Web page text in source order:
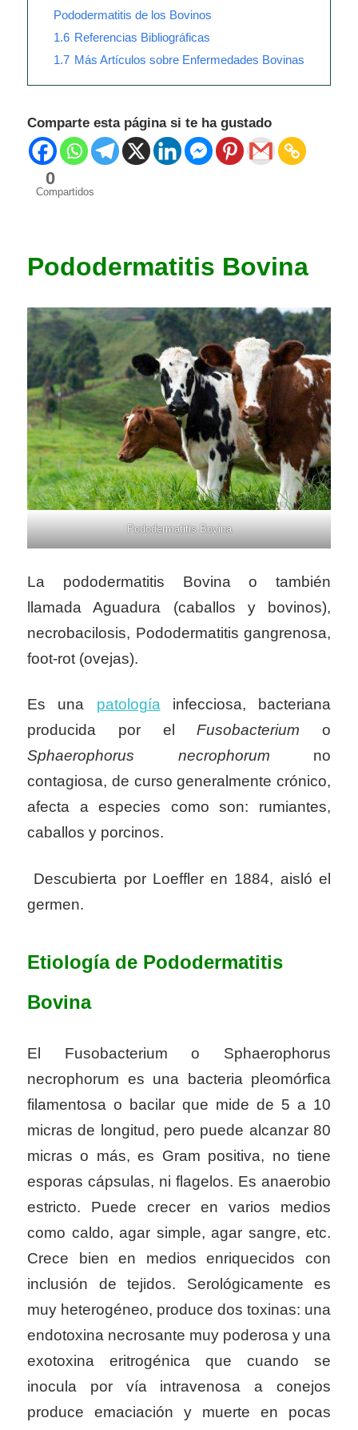
Pododermatitis de los Bovinos
1.6 Referencias Bibliográficas
1.7 Más Artículos sobre Enfermedades Bovinas
Comparte esta página si te ha gustado
0
Compartidos
Pododermatitis Bovina
Pododermatitis Bovina
La pododermatitis Bovina o también
llamada Aguadura (caballos y bovinos),
necrobacilosis, Pododermatitis gangrenosa,
foot-rot (ovejas).
Es una patología infecciosa, bacteriana
producida por elFusobacterium o
Sphaerophorus necrophorum no
contagiosa, de curso generalmente crónico,
afecta a especies como son: rumiantes,
caballos y porcinos.
Descubierta por Loeffler en 1884, aisló el
germen.
Etiología de Pododermatitis
Bovina
El Fusobacterium o Sphaerophorus
necrophorum es una bacteria pleomórfica
filamentosa o bacilar que mide de 5 a 10
micras de longitud, pero puede alcanzar 80
micras o más, es Gram positiva, no tiene
esporas cápsulas, ni flagelos. Es anaerobio
estricto. Puede crecer en varios medios
como caldo, agar simple, agar sangre, etc.
Crece bien en medios enriquecidos con
inclusión de tejidos. Serológicamente es
muy heterogéneo, produce dos toxinas: una
endotoxina necrosante muy poderosa y una
exotoxina eritrogénica que cuando se
inocula por vía intravenosa a conejos
produce emaciación y muerte en pocas